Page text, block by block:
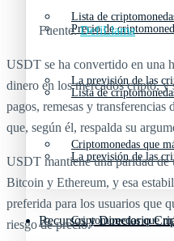
Lista de
La previsión de las
Criptomonedas que
Recursos y Directorio
Precio de
Lista de
La previsión de las
Criptomonedas que
Fuente:DefiLlama
USDT se ha convertido en una
dinero en los mercados cripto, y
pagos, remesas y transferencias
que, según él, respalda su
USDT mantiene una paridad
Bitcoin y Ethereum, y esa
preferida para los usuarios que
riesgo de precio.